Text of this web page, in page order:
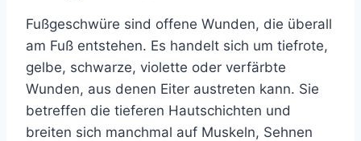
Fußgeschwüre sind offene Wunden, die überall
am Fuß entstehen. Es handelt sich um tiefrote,
gelbe, schwarze, violette oder verfärbte
Wunden, aus denen Eiter austreten kann. Sie
betreffen die tieferen Hautschichten und
breiten sich manchmal auf Muskeln, Sehnen